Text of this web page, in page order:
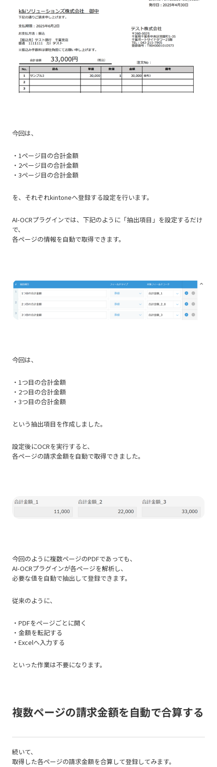
今回は、
・1ページ目の合計金額
・2ページ目の合計金額
・3ページ目の合計金額
を、それぞれkintoneへ登録する設定を行います。
AI-OCRプラグインでは、下記のように「抽出項目」を設定するだけ
で、
各ページの情報を自動で取得できます。
今回は、
・1つ目の合計金額
・2つ目の合計金額
・3つ目の合計金額
という抽出項目を作成しました。
設定後にOCRを実行すると、
各ページの請求金額を自動で取得できました。
今回のように複数ページのPDFであっても、
AI-OCRプラグインが各ページを解析し、
必要な値を自動で抽出して登録できます。
従来のように、
・PDFをページごとに開く
・金額を転記する
・Excelへ入力する
といった作業は不要になります。
複数ページの請求金額を自動で合算する
続いて、
取得した各ページの請求金額を合算して登録してみます。